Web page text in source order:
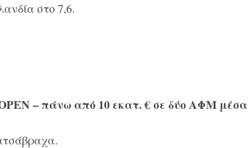
στο 7,6.
– πάνω από 10 εκατ. € σε δύο ΑΦΜ μέσα